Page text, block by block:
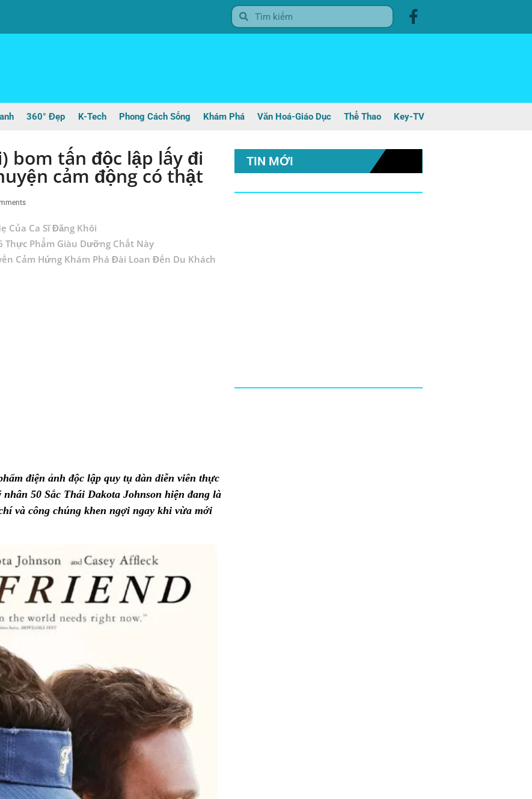
360° Đẹp K-Tech Phong Cách Sống Khám Phá Văn Hoá-Giáo Dục Thể Thao Key-TV
bom tấn độc lập lấy đi
cảm động có thật
Của Ca Sĩ Đăng Khôi
Thực Phẩm Giàu Dưỡng Chất Này
Cảm Hứng Khám Phá Đài Loan Đến Du Khách
điện ảnh độc lập quy tụ dàn diễn viên thực
nhân 50 Sắc Thái Dakota Johnson hiện đang là
và công chúng khen ngợi ngay khi vừa mới
TIN MỚI